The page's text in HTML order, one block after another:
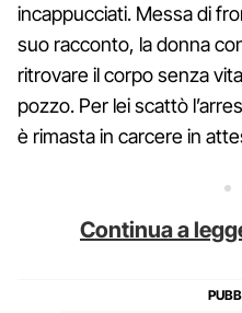
incappucciati. Messa di
suo racconto, la donna
ritrovare il corpo senza
pozzo. Per lei scattò
è rimasta in carcere in
Continua a